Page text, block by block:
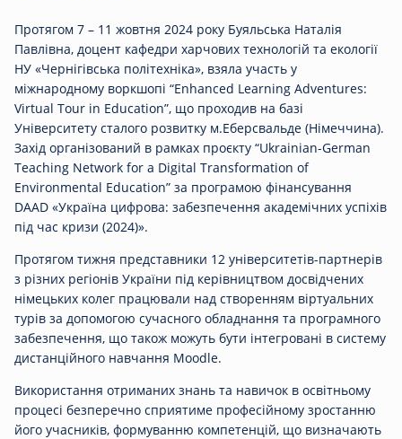
Протягом 7 – 11 жовтня 2024 року Буяльська Наталія
Павлівна, доцент кафедри харчових технологій та екології
НУ «Чернігівська політехніка», взяла участь у
міжнародному воркшопі “Enhanced Learning Adventures:
Virtual Tour in Education”, що проходив на базі
Університету сталого розвитку м.Еберсвальде (Німеччина).
Захід організований в рамках проєкту “Ukrainian-German
Teaching Network for a Digital Transformation of
Environmental Education” за програмою фінансування
DAAD «Україна цифрова: забезпечення академічних успіхів
під час кризи (2024)».
Протягом тижня представники 12 університетів-партнерів
з різних регіонів України під керівництвом досвідчених
німецьких колег працювали над створенням віртуальних
турів за допомогою сучасного обладнання та програмного
забезпечення, що також можуть бути інтегровані в систему
дистанційного навчання Moodle.
Використання отриманих знань та навичок в освітньому
процесі безперечно сприятиме професійному зростанню
його учасників, формуванню компетенцій, що визначають